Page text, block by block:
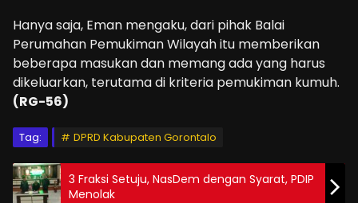
Hanya saja, Eman mengaku, dari pihak Balai
Perumahan Pemukiman Wilayah itu memberikan
beberapa masukan dan memang ada yang harus
dikeluarkan, terutama di kriteria pemukiman kumuh.
(RG-56)
Tag: DPRD Kabupaten Gorontalo
3 Fraksi Setuju, NasDem dengan Syarat, PDIP
Menolak